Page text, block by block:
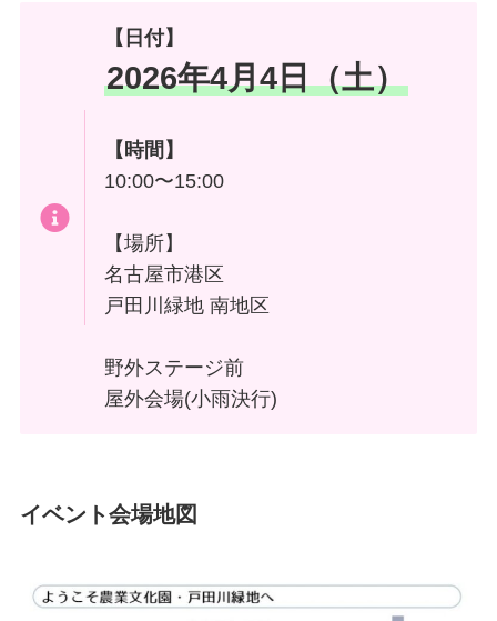
【日付】
2026年4月4日（土）
【時間】
10:00〜15:00
【場所】
名古屋市港区
戸田川緑地 南地区
野外ステージ前
屋外会場(小雨決行)
イベント会場地図